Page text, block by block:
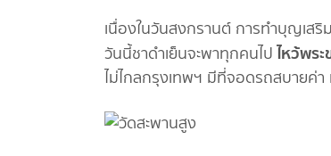
เนื่องในวันสงกรานต์ การทำบุญเสริ
วันนี้ชาดำเย็นจะพาทุกคนไปไหว้พร
ไม่ไกลกรุงเทพฯ มีที่จอดรถสบายค่า